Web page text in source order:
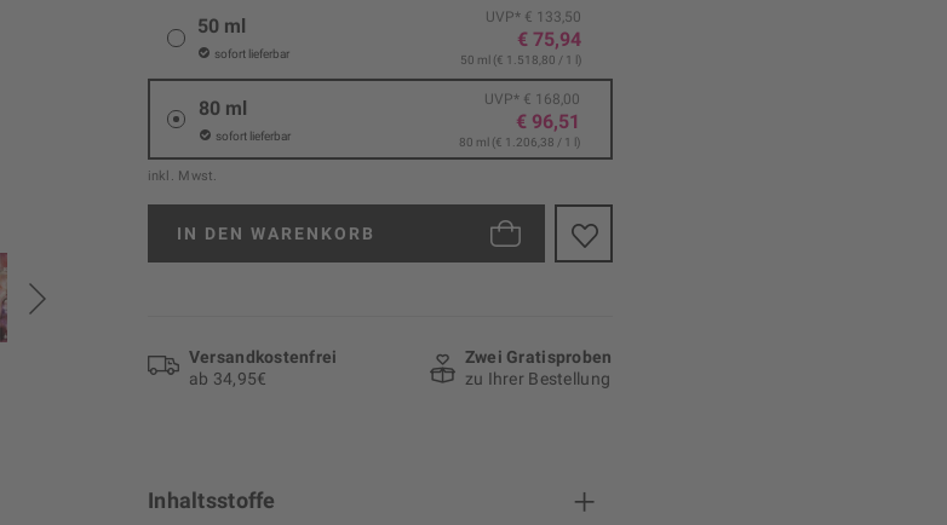
50 ml
sofort lieferbar
UVP* € 133,50
€ 75,94
50 ml (€ 1.518,80 / 1 l)
80 ml
sofort lieferbar
UVP* € 168,00
€ 96,51
80 ml (€ 1.206,38 / 1 l)
inkl. Mwst.
IN DEN WARENKORB
Versand­kosten­frei
ab 34,95€
Zwei Gratisproben
zu Ihrer Bestellung
Inhaltsstoffe